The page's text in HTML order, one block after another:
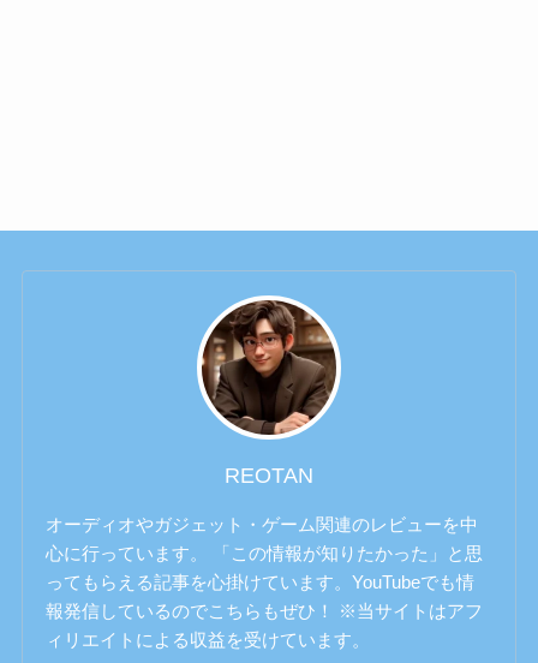
REOTAN
オーディオやガジェット・ゲーム関連のレビューを中
心に行っています。 「この情報が知りたかった」と思
ってもらえる記事を心掛けています。YouTubeでも情
報発信しているのでこちらもぜひ！ ※当サイトはアフ
ィリエイトによる収益を受けています。